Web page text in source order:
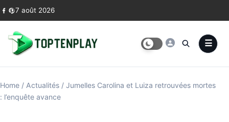
Skip to content
7 août 2026
Home / Actualités / Jumelles Carolina et Luiza retrouvées mortes
: l’enquête avance